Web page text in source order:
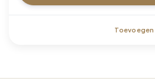
Toevoegen